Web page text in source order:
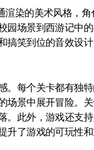
染的美术风格，
园场景到西游记中
搞笑到位的音效设
。每个关卡都有独
场景中展开冒险。
。此外，游戏还支
了游戏的可玩性和